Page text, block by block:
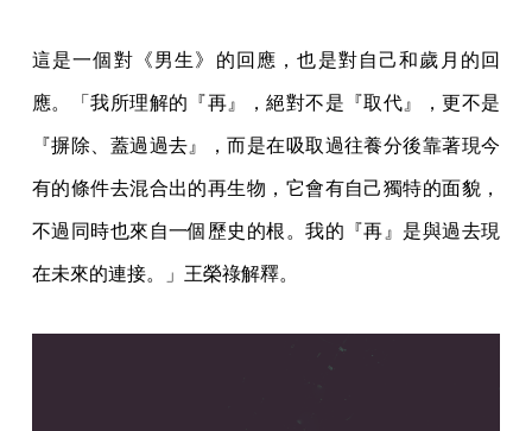
這是一個對《男生》的回應，也是對自己和歲月的回
應。「我所理解的『再』，絕對不是『取代』，更不是
『摒除、蓋過過去』，而是在吸取過往養分後靠著現今
有的條件去混合出的再生物，它會有自己獨特的面貌，
不過同時也來自一個歷史的根。我的『再』是與過去現
在未來的連接。」王榮祿解釋。